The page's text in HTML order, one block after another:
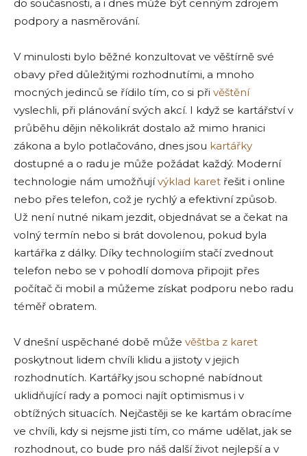
do současnosti, a i dnes může být cenným zdrojem
podpory a nasměrování.
V minulosti bylo běžné konzultovat ve věštírně své
obavy před důležitými rozhodnutími, a mnoho
mocných jedinců se řídilo tím, co si při věštění
vyslechli, při plánování svých akcí. I když se kartářství v
průběhu dějin několikrát dostalo až mimo hranici
zákona a bylo potlačováno, dnes jsou kartářky
dostupné a o radu je může požádat každý. Moderní
technologie nám umožňujívýklad karet řešit i online
nebo přes telefon, což je rychlý a efektivní způsob.
Už není nutné nikam jezdit, objednávat se a čekat na
volný termín nebo si brát dovolenou, pokud byla
kartářka z dálky. Díky technologiím stačí zvednout
telefon nebo se v pohodlí domova připojit přes
počítač či mobil a můžeme získat podporu nebo radu
téměř obratem.
V dnešní uspěchané době může věštba z karet
poskytnout lidem chvíli klidu a jistoty v jejich
rozhodnutích. Kartářky jsou schopné nabídnout
uklidňující rady a pomoci najít optimismus i v
obtížných situacích. Nejčastěji se ke kartám obracíme
ve chvíli, kdy si nejsme jisti tím, co máme udělat, jak se
rozhodnout, co bude pro náš další život nejlepší a v